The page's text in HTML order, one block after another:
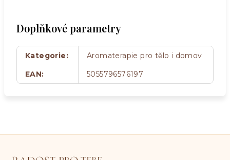
Doplňkové parametry
Kategorie:
Aromaterapie pro tělo i domov
EAN: 5055796576197